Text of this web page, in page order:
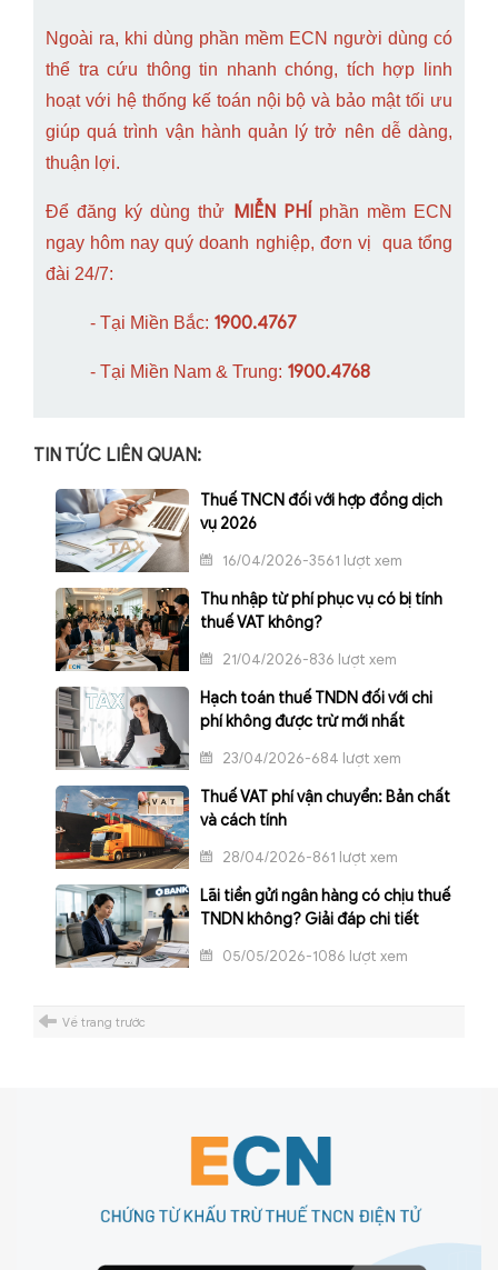
Ngoài ra, khi dùng phần mềm ECN người dùng có
thể tra cứu thông tin nhanh chóng, tích hợp linh
hoạt với hệ thống kế toán nội bộ và bảo mật tối ưu
giúp quá trình vận hành quản lý trở nên dễ dàng,
thuận lợi.
Để đăng ký dùng thử MIỄN PHÍ phần mềm ECN
ngay hôm nay quý doanh nghiệp, đơn vị qua tổng
đài 24/7:
- Tại Miền Bắc: 1900.4767
- Tại Miền Nam & Trung: 1900.4768
TIN TỨC LIÊN QUAN:
Thuế TNCN đối với hợp đồng dịch
vụ 2026
16/04/2026-3561 lượt xem
Thu nhập từ phí phục vụ có bị tính
thuế VAT không?
21/04/2026-836 lượt xem
Hạch toán thuế TNDN đối với chi
phí không được trừ mới nhất
23/04/2026-684 lượt xem
Thuế VAT phí vận chuyển: Bản chất
và cách tính
28/04/2026-861 lượt xem
Lãi tiền gửi ngân hàng có chịu thuế
TNDN không? Giải đáp chi tiết
05/05/2026-1086 lượt xem
Về trang trước